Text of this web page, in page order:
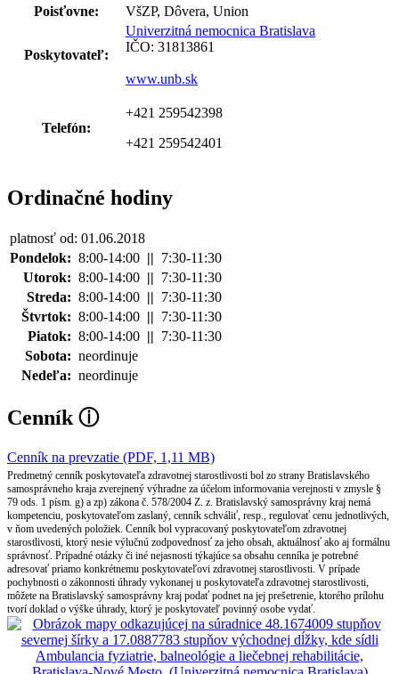
Poisťovne:
VšZP, Dôvera, Union
Poskytovateľ:
Univerzitná nemocnica Bratislava
IČO: 31813861
www.unb.sk
Telefón:
+421 259542398
+421 259542401
Ordinačné hodiny
platnosť od: 01.06.2018
Pondelok: 8:00-14:00 || 7:30-11:30
Utorok: 8:00-14:00 || 7:30-11:30
Streda: 8:00-14:00 || 7:30-11:30
Štvrtok: 8:00-14:00 || 7:30-11:30
Piatok: 8:00-14:00 || 7:30-11:30
Sobota: neordinuje
Nedeľa: neordinuje
Cenník ⓘ
Cenník na prevzatie (PDF, 1,11 MB)
Predmetný cenník poskytovateľa zdravotnej starostlivosti bol zo strany Bratislavského
samosprávneho kraja zverejnený výhradne za účelom informovania verejnosti v zmysle §
79 ods. 1 písm. g) a zp) zákona č. 578/2004 Z. z. Bratislavský samosprávny kraj nemá
kompetenciu, poskytovateľom zaslaný, cenník schváliť, resp., regulovať cenu jednotlivých,
v ňom uvedených položiek. Cenník bol vypracovaný poskytovateľom zdravotnej
starostlivosti, ktorý nesie výlučnú zodpovednosť za jeho obsah, aktuálnosť ako aj formálnu
správnosť. Prípadné otázky či iné nejasnosti týkajúce sa obsahu cenníka je potrebné
adresovať priamo konkrétnemu poskytovateľovi zdravotnej starostlivosti. V prípade
pochybnosti o zákonnosti úhrady vykonanej u poskytovateľa zdravotnej starostlivosti,
môžete na Bratislavský samosprávny kraj podať podnet na jej prešetrenie, ktorého prílohu
tvorí doklad o výške úhrady, ktorý je poskytovateľ povinný osobe vydať.